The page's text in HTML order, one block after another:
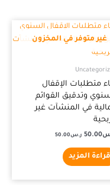
غير متوفر في المخزون
متطلبات الإقفال
وتدقيق القوائم
في المنشآت غير
50.00 ر.س50.00
قراءة المزيد